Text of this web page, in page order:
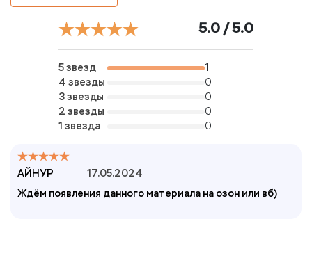
5.0 / 5.0
5 звезд
1
4 звезды
0
3 звезды
0
2 звезды
0
1 звезда
0
АЙНУР
17.05.2024
Ждём появления данного материала на озон или вб)